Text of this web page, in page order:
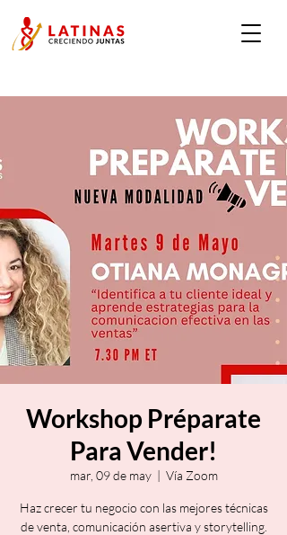
Workshop Préparate
Para Vender!
mar, 09 de may
  |
Vía Zoom
Haz crecer tu negocio con las mejores técnicas
de venta, comunicación asertiva y storytelling.